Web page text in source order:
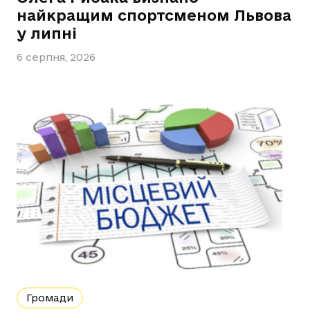
найкращим спортсменом Львова
у липні
6 серпня, 2026
Громади